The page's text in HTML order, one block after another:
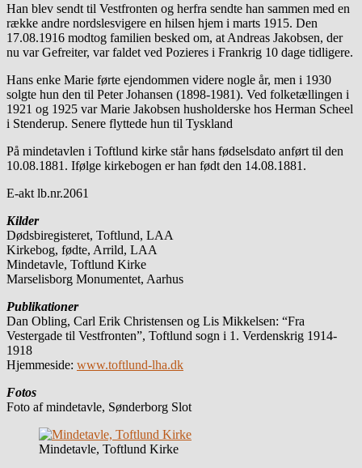
Han blev sendt til Vestfronten og herfra sendte han sammen med en
række andre nordslesvigere en hilsen hjem i marts 1915. Den
17.08.1916 modtog familien besked om, at Andreas Jakobsen, der
nu var Gefreiter, var faldet ved Pozieres i Frankrig 10 dage tidligere.
Hans enke Marie førte ejendommen videre nogle år, men i 1930
solgte hun den til Peter Johansen (1898-1981). Ved folketællingen i
1921 og 1925 var Marie Jakobsen husholderske hos Herman Scheel
i Stenderup. Senere flyttede hun til Tyskland
På mindetavlen i Toftlund kirke står hans fødselsdato anført til den
10.08.1881. Ifølge kirkebogen er han født den 14.08.1881.
E-akt lb.nr.2061
Kilder
Dødsbiregisteret, Toftlund, LAA
Kirkebog, fødte, Arrild, LAA
Mindetavle, Toftlund Kirke
Marselisborg Monumentet, Aarhus
Publikationer
Dan Obling, Carl Erik Christensen og Lis Mikkelsen: “Fra
Vestergade til Vestfronten”, Toftlund sogn i 1. Verdenskrig 1914-
1918
Hjemmeside: www.toftlund-lha.dk
Fotos
Foto af mindetavle, Sønderborg Slot
Mindetavle, Toftlund Kirke